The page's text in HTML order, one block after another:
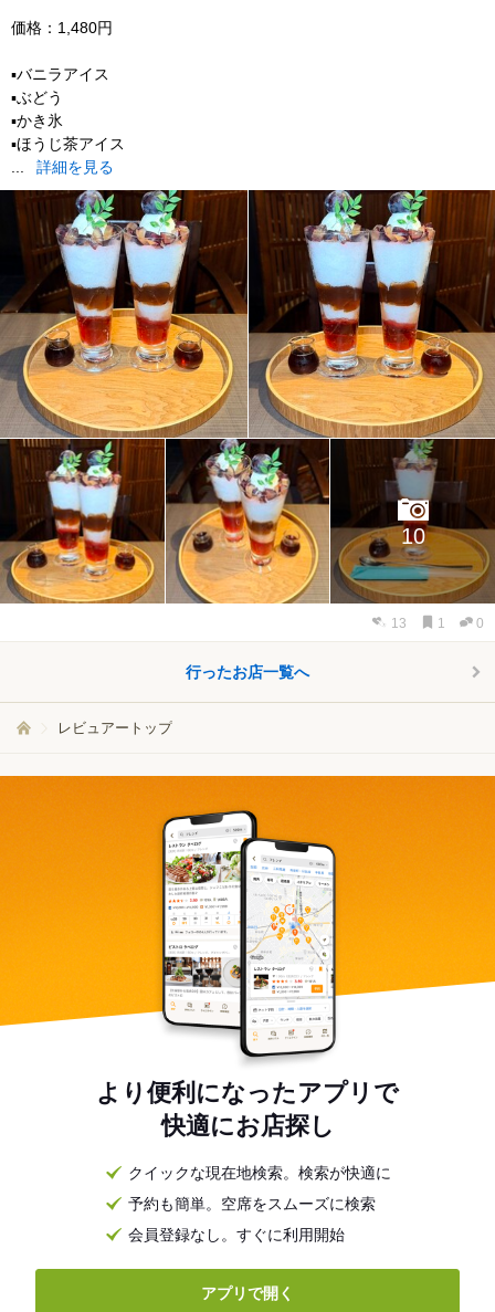
価格：1,480円
▪️バニラアイス
▪️ぶどう
▪️かき氷
▪️ほうじ茶アイス
...
詳細を見る
10
13 1 0
行ったお店一覧へ
レビュアートップ
より便利になったアプリで
快適にお店探し
クイックな現在地検索。検索が快適に
予約も簡単。空席をスムーズに検索
会員登録なし。すぐに利用開始
アプリで開く